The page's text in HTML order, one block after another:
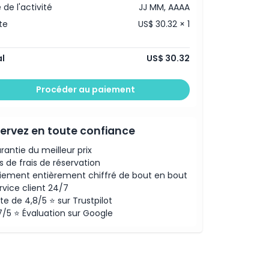
de l'activité
JJ MM, AAAA
US$ 30.32 × 1
US$ 30.32
Procéder au paiement
en toute confiance
du meilleur prix
de frais de réservation
entièrement chiffré de bout en bout
client 24/7
de 4,8/5 ⭐ sur Trustpilot
5 ⭐ Évaluation sur Google